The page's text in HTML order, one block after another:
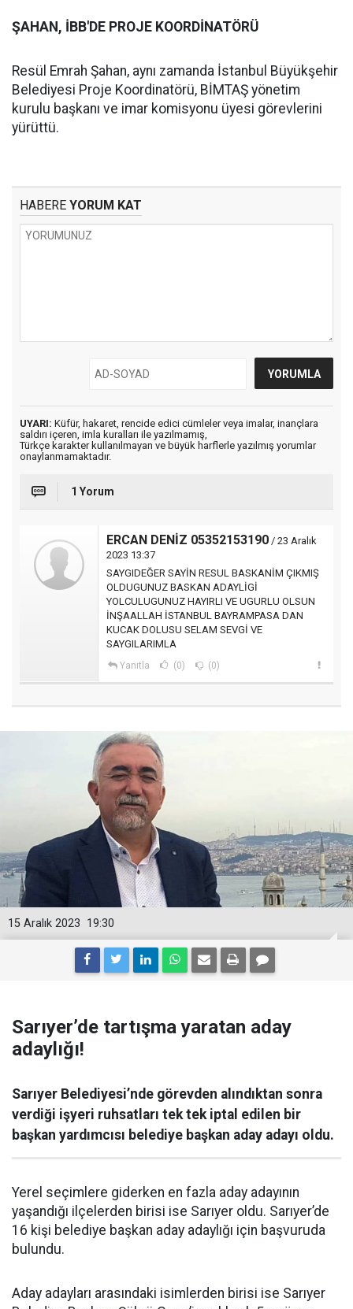
ŞAHAN, İBB'DE PROJE KOORDİNATÖRÜ
Resül Emrah Şahan, aynı zamanda İstanbul Büyükşehir
Belediyesi Proje Koordinatörü, BİMTAŞ yönetim
kurulu başkanı ve imar komisyonu üyesi görevlerini
yürüttü.
HABERE YORUM KAT
UYARI: Küfür, hakaret, rencide edici cümleler veya imalar, inançlara
saldırı içeren, imla kuralları ile yazılmamış,
Türkçe karakter kullanılmayan ve büyük harflerle yazılmış yorumlar
onaylanmamaktadır.
1 Yorum
ERCAN DENİZ 05352153190 / 23 Aralık
2023 13:37
SAYGIDEĞER SAYİN RESUL BASKANİM ÇIKMIŞ
OLDUGUNUZ BASKAN ADAYLİGİ
YOLCULUGUNUZ HAYIRLI VE UGURLU OLSUN
İNŞAALLAH İSTANBUL BAYRAMPASA DAN
KUCAK DOLUSU SELAM SEVGİ VE
SAYGILARIMLA
Yanıtla (0) (0)
19:30
15 Aralık 2023
Sarıyer’de tartışma yaratan aday
adaylığı!
Sarıyer Belediyesi’nde görevden alındıktan sonra
verdiği işyeri ruhsatları tek tek iptal edilen bir
başkan yardımcısı belediye başkan aday adayı oldu.
Yerel seçimlere giderken en fazla aday adayının
yaşandığı ilçelerden birisi ise Sarıyer oldu. Sarıyer’de
16 kişi belediye başkan aday adaylığı için başvuruda
bulundu.
Aday adayları arasındaki isimlerden birisi ise Sarıyer